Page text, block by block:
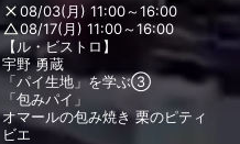
08/03(月) 11:00～16:00
08/17(月) 11:00～16:00
【ル・ビストロ】
宇野 勇蔵
「パイ生地」を学ぶ③
「包みパイ」
オマールの包み焼き 栗のピティ
ビエ